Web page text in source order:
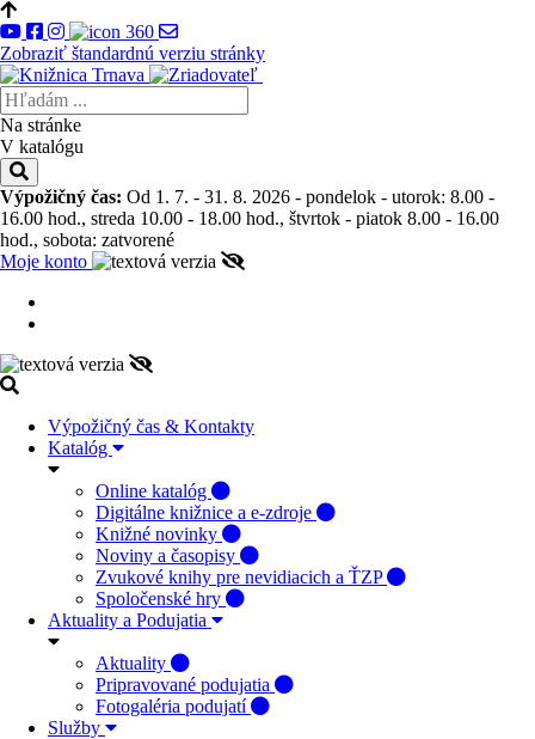
Zobraziť štandardnú verziu stránky
Na stránke
V katalógu
Výpožičný čas: Od 1. 7. - 31. 8. 2026 - pondelok - utorok: 8.00 -
16.00 hod., streda 10.00 - 18.00 hod., štvrtok - piatok 8.00 - 16.00
hod., sobota: zatvorené
Moje konto
Výpožičný čas & Kontakty
Katalóg
Online katalóg
Digitálne knižnice a e-zdroje
Knižné novinky
Noviny a časopisy
Zvukové knihy pre nevidiacich a ŤZP
Spoločenské hry
Aktuality a Podujatia
Aktuality
Pripravované podujatia
Fotogaléria podujatí
Služby